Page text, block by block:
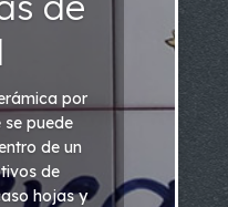
por
se puede
de un
de
hojas y